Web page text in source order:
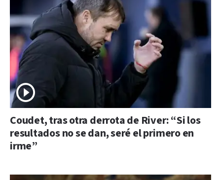
Coudet, tras otra derrota de River: “Si los
resultados no se dan, seré el primero en
irme”